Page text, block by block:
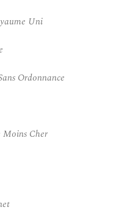
Uni
Ordonnance
Moins Cher